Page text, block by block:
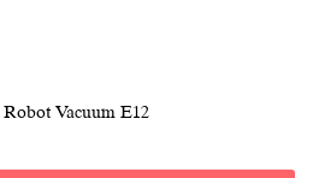
Vacuum E12